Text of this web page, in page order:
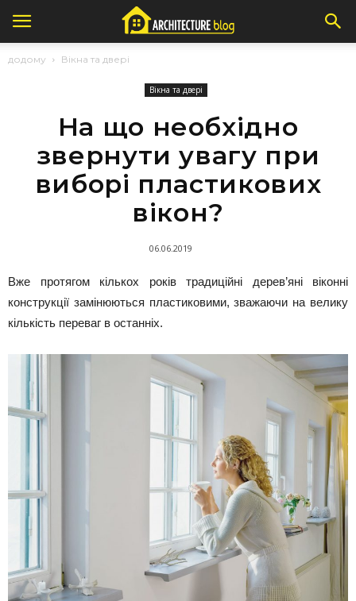
додому Вікна та двері
Вікна та двері
На що необхідно
звернути увагу при
виборі пластикових
вікон?
06.06.2019
Вже протягом кількох років традиційні дерев’яні віконні
конструкції замінюються пластиковими, зважаючи на велику
кількість переваг в останніх.